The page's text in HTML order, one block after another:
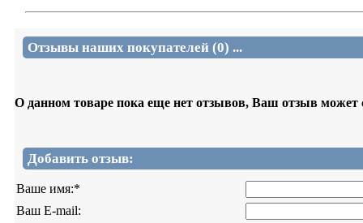
Отзывы наших покупателей (0) ...
О данном товаре пока еще нет отзывов, Ваш отзыв может
Добавить отзыв:
Ваше имя:*
Ваш E-mail: